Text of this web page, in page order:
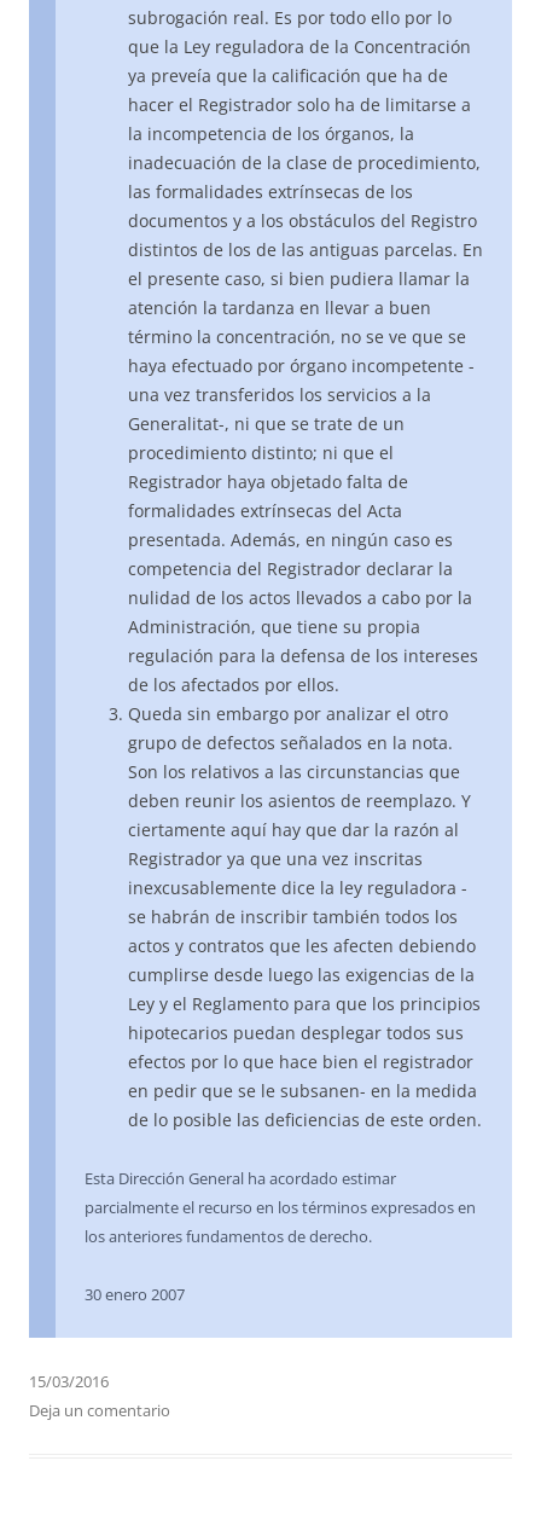
subrogación real. Es por todo ello por lo
que la Ley reguladora de la Concentración
ya preveía que la calificación que ha de
hacer el Registrador solo ha de limitarse a
la incompetencia de los órganos, la
inadecuación de la clase de procedimiento,
las formalidades extrínsecas de los
documentos y a los obstáculos del Registro
distintos de los de las antiguas parcelas. En
el presente caso, si bien pudiera llamar la
atención la tardanza en llevar a buen
término la concentración, no se ve que se
haya efectuado por órgano incompetente -
una vez transferidos los servicios a la
Generalitat-, ni que se trate de un
procedimiento distinto; ni que el
Registrador haya objetado falta de
formalidades extrínsecas del Acta
presentada. Además, en ningún caso es
competencia del Registrador declarar la
nulidad de los actos llevados a cabo por la
Administración, que tiene su propia
regulación para la defensa de los intereses
de los afectados por ellos.
Queda sin embargo por analizar el otro
grupo de defectos señalados en la nota.
Son los relativos a las circunstancias que
deben reunir los asientos de reemplazo. Y
ciertamente aquí hay que dar la razón al
Registrador ya que una vez inscritas
inexcusablemente dice la ley reguladora -
se habrán de inscribir también todos los
actos y contratos que les afecten debiendo
cumplirse desde luego las exigencias de la
Ley y el Reglamento para que los principios
hipotecarios puedan desplegar todos sus
efectos por lo que hace bien el registrador
en pedir que se le subsanen- en la medida
de lo posible las deficiencias de este orden.
Esta Dirección General ha acordado estimar
parcialmente el recurso en los términos expresados en
los anteriores fundamentos de derecho.
30 enero 2007
15/03/2016
Deja un comentario